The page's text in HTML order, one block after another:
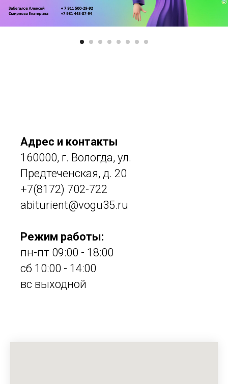
Адрес и контакты
160000, г. Вологда, ул.
Предтеченская, д. 20
+7(8172) 702-722
abiturient@vogu35.ru
Режим работы:
пн-пт 09:00 - 18:00
сб 10:00 - 14:00
вс выходной